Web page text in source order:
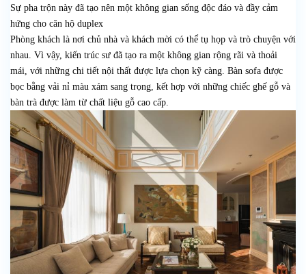
Sự pha trộn này đã tạo nên một không gian sống độc đáo và đầy cảm
hứng cho căn hộ duplex
Phòng khách là nơi chủ nhà và khách mời có thể tụ họp và trò chuyện với
nhau. Vì vậy, kiến trúc sư đã tạo ra một không gian rộng rãi và thoải
mái, với những chi tiết nội thất được lựa chọn kỹ càng. Bàn sofa được
bọc bằng vải nỉ màu xám sang trọng, kết hợp với những chiếc ghế gỗ và
bàn trà được làm từ chất liệu gỗ cao cấp.